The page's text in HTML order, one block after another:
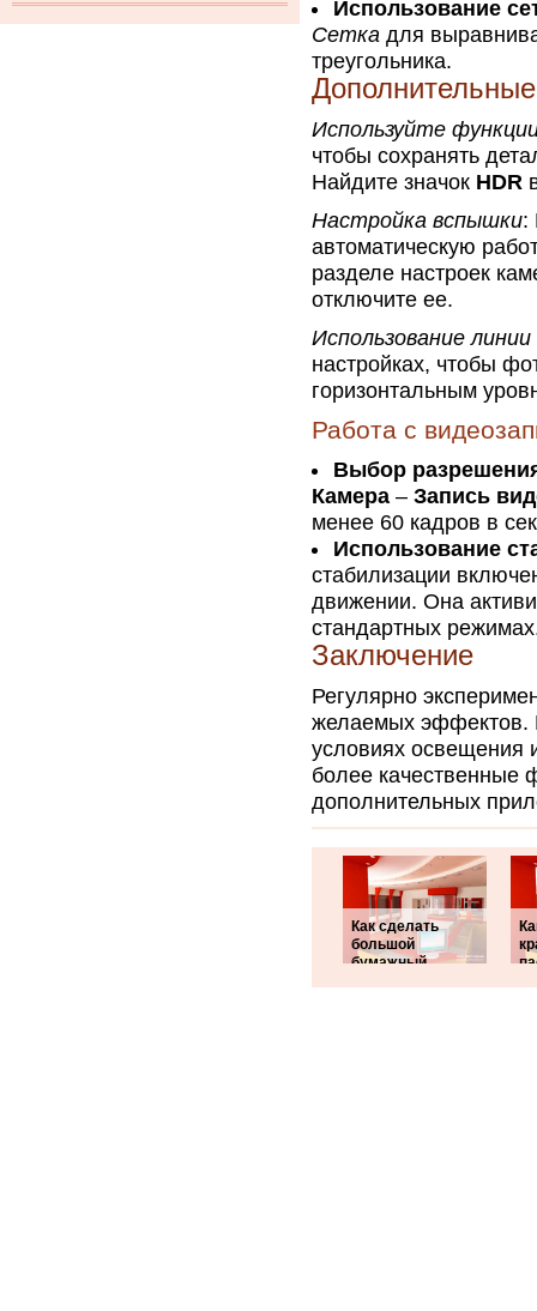
Использование
Сетка для
треугольника.
Используйте
чтобы сохранять
Найдите значок HDR
Настройка вспышки:
автоматическую
разделе настроек
отключите ее.
Использование
настройках, чтобы
горизонтальным
Работа с
Выбор
Камера – Запись
менее 60 кадров в
Использование
стабилизации
движении. Она
стандартных
Заключение
Регулярно
желаемых эффектов.
условиях освещения
более качественные
дополнительных
Как сделать
большой
бумажный